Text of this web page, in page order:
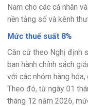
Nam cho các cá nhân
nền tảng số và kênh
Mức thuế suất 8%
Căn cứ theo Nghị định
ban hành chính sách
với các nhóm hàng
Theo đó, từ ngày 01
tháng 12 năm 2026,